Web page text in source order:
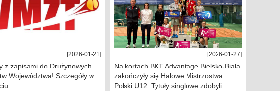
[2026-01-21]
z zapisami do Drużynowych
Województwa! Szczegóły w
[2026-01-27]
Na kortach BKT Advantage Bielsko-Biała
zakończyły się Halowe Mistrzostwa
Polski U12. Tytuły singlowe zdobyli